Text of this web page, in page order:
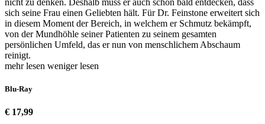
sich seine Frau einen Geliebten hält. Für Dr. Feinstone erweitert sich
in diesem Moment der Bereich, in welchem er Schmutz bekämpft,
von der Mundhöhle seiner Patienten zu seinem gesamten
persönlichen Umfeld, das er nun von menschlichem Abschaum
reinigt.
mehr lesen weniger lesen
Blu-Ray
€ 17,99